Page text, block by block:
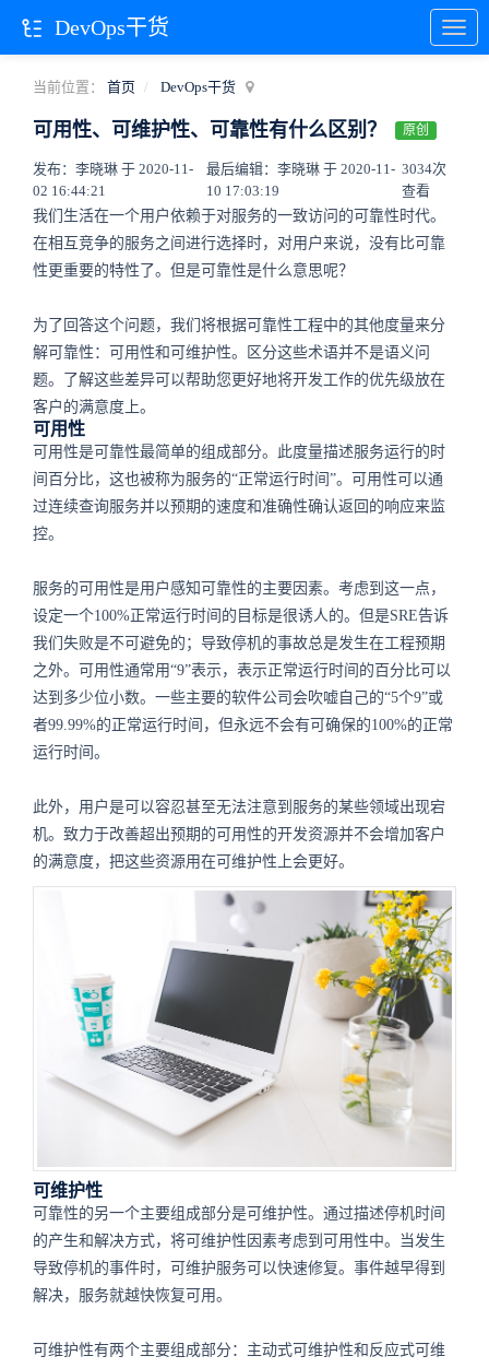
当前位置： 首页 DevOps干货
可用性、可维护性、可靠性有什么区别？ 原创
发布：李晓琳 于 2020-11-
02 16:44:21
最后编辑：李晓琳 于 2020-11-
10 17:03:19
3034次
查看
我们生活在一个用户依赖于对服务的一致访问的可靠性时代。
在相互竞争的服务之间进行选择时，对用户来说，没有比可靠
性更重要的特性了。但是可靠性是什么意思呢？
为了回答这个问题，我们将根据可靠性工程中的其他度量来分
解可靠性：可用性和可维护性。区分这些术语并不是语义问
题。了解这些差异可以帮助您更好地将开发工作的优先级放在
客户的满意度上。
可用性
可用性是可靠性最简单的组成部分。此度量描述服务运行的时
间百分比，这也被称为服务的“正常运行时间”。可用性可以通
过连续查询服务并以预期的速度和准确性确认返回的响应来监
控。
服务的可用性是用户感知可靠性的主要因素。考虑到这一点，
设定一个100%正常运行时间的目标是很诱人的。但是SRE告诉
我们失败是不可避免的；导致停机的事故总是发生在工程预期
之外。可用性通常用“9”表示，表示正常运行时间的百分比可以
达到多少位小数。一些主要的软件公司会吹嘘自己的“5个9”或
者99.99%的正常运行时间，但永远不会有可确保的100%的正常
运行时间。
此外，用户是可以容忍甚至无法注意到服务的某些领域出现宕
机。致力于改善超出预期的可用性的开发资源并不会增加客户
的满意度，把这些资源用在可维护性上会更好。
可维护性
可靠性的另一个主要组成部分是可维护性。通过描述停机时间
的产生和解决方式，将可维护性因素考虑到可用性中。当发生
导致停机的事件时，可维护服务可以快速修复。事件越早得到
解决，服务就越快恢复可用。
可维护性有两个主要组成部分：主动式可维护性和反应式可维
DevOps干货